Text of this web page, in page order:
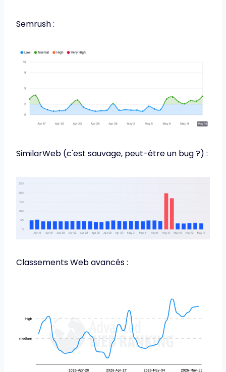
Semrush :
SimilarWeb (c'est sauvage, peut-être un bug ?) :
Classements Web avancés :